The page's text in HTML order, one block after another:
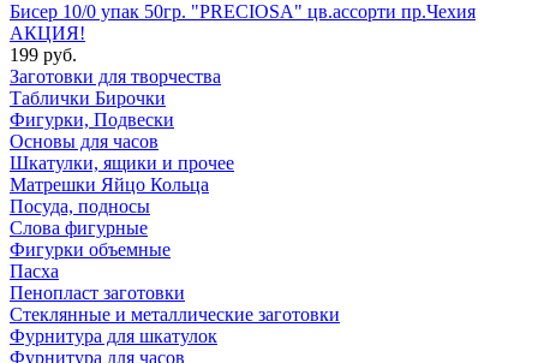
Бисер 10/0 упак 50гр. "PRECIOSA" цв.ассорти пр.Чехия
АКЦИЯ!
199 руб.
Заготовки для творчества
Таблички Бирочки
Фигурки, Подвески
Основы для часов
Шкатулки, ящики и прочее
Матрешки Яйцо Кольца
Посуда, подносы
Слова фигурные
Фигурки объемные
Пасха
Пенопласт заготовки
Стеклянные и металлические заготовки
Фурнитура для шкатулок
Фурнитура для часов